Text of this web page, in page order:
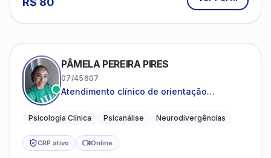
PÂMELA PEREIRA PIRES
07/45607
Atendimento clínico de orientação
crianças neurotípicas
Psicologia Clínica Psicanálise Neurodivergências
CRP ativo Online